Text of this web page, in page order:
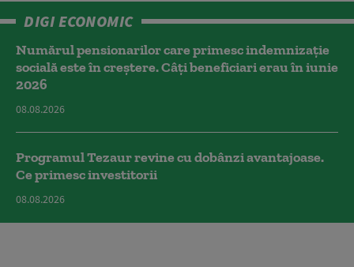
DIGI ECONOMIC
Numărul pensionarilor care primesc indemnizaţie
socială este în creștere. Câți beneficiari erau în iunie
2026
08.08.2026
Programul Tezaur revine cu dobânzi avantajoase.
Ce primesc investitorii
08.08.2026